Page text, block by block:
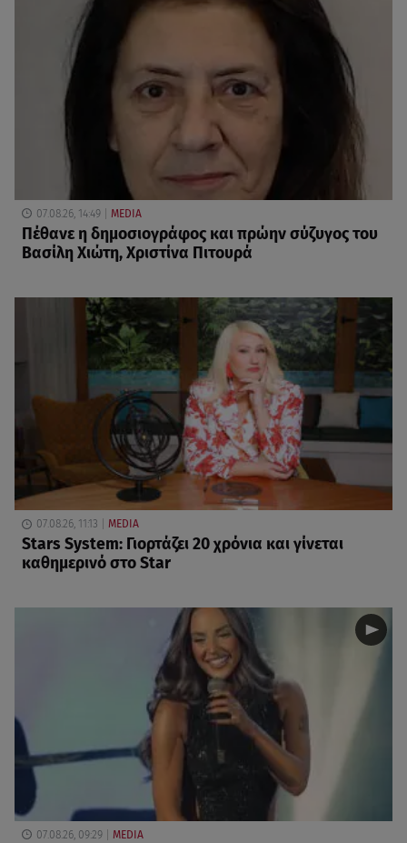
07.08.26, 14:49 MEDIA
Πέθανε η δημοσιογράφος και πρώην σύζυγος του
Βασίλη Χιώτη, Χριστίνα Πιτουρά
07.08.26, 11:13 MEDIA
Stars System: Γιορτάζει 20 χρόνια και γίνεται
καθημερινό στο Star
07.08.26, 09:29 MEDIA